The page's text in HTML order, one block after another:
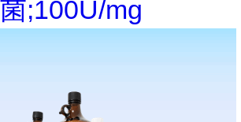
菌;100U/mg